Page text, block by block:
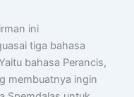
ini
tiga bahasa
bahasa Perancis,
membuatnya ingin